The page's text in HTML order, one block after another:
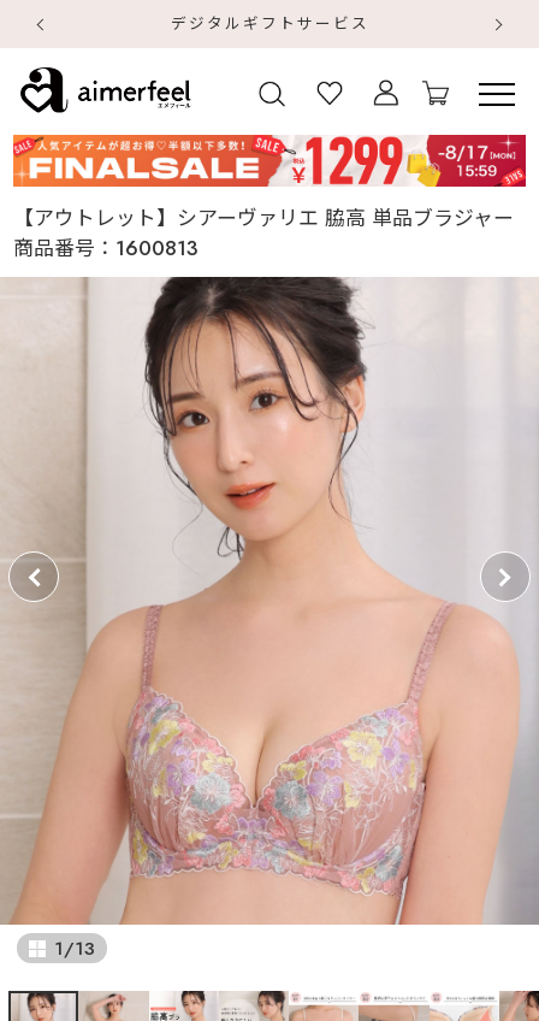
デジタルギフトサービス
【アウトレット】シアーヴァリエ 脇高 単品ブラジャー
商品番号： 1600813
1/13